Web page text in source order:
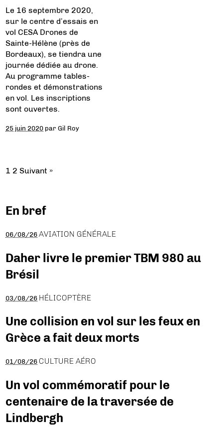
Le 16 septembre 2020,
sur le centre d’essais en
vol CESA Drones de
Sainte-Hélène (près de
Bordeaux), se tiendra une
journée dédiée au drone.
Au programme tables-
rondes et démonstrations
en vol. Les inscriptions
sont ouvertes.
25 juin 2020 parGil Roy
1 2 Suivant »
En bref
06/08/26 AVIATION GÉNÉRALE
Daher livre le premier TBM 980 au
Brésil
03/08/26 HÉLICOPTÈRE
Une collision en vol sur les feux en
Grèce a fait deux morts
01/08/26 CULTURE AÉRO
Un vol commémoratif pour le
centenaire de la traversée de
Lindbergh